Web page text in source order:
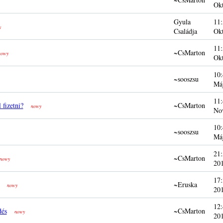
Gyula
Családja
~CsMarton
~sooszsu
fizetni? nowy ~CsMarton
~sooszsu
~CsMarton
nowy ~Eruska
nowy ~CsMarton